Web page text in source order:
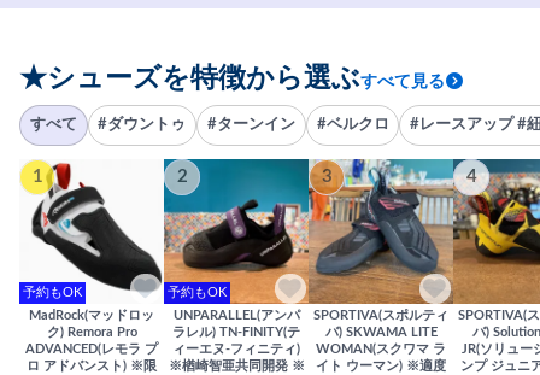
★シューズを特徴から選ぶすべて見る
すべて #ダウントゥ #ターンイン #ベルクロ #レースアップ #
1
予約もOK
MadRock(マッドロッ
ク) Remora Pro
ADVANCED(レモラ プ
ロ アドバンスト) ※限
2
予約もOK
UNPARALLEL(アンパ
ラレル) TN-FINITY(テ
ィーエヌ-フィニティ)
※楢崎智亜共同開発 ※
3
SPORTIVA(スポルティ
バ) SKWAMA LITE
WOMAN(スクワマ ラ
イト ウーマン) ※適度
4
SPORTIVA(
バ)
JR(ソリュー
ンプ ジュニ